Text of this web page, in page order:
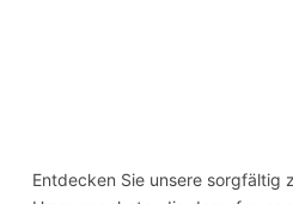
Entdecken Sie unsere sorgfältig